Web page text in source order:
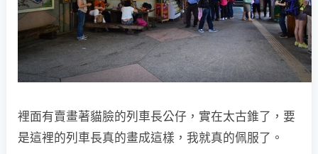
裡面有賣畫著貓臉的列車長公仔，實在太古錐了，要
是這裡的列車長真的畫成這樣，我就真的佩服了。